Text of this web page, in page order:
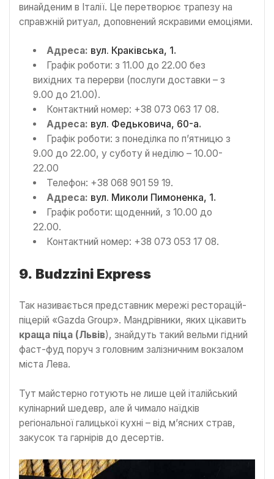
винайденим в Італії. Це перетворює трапезу на
справжній ритуал, доповнений яскравими емоціями.
Адреса: вул. Краківська, 1.
Графік роботи: з 11.00 до 22.00 без
вихідних та перерви (послуги доставки – з
9.00 до 21.00).
Контактний номер: +38 073 063 17 08.
Адреса: вул. Федьковича, 60-а.
Графік роботи: з понеділка по п’ятницю з
9.00 до 22.00, у суботу й неділю – 10.00-
22.00
Телефон: +38 068 901 59 19.
Адреса: вул. Миколи Пимоненка, 1.
Графік роботи: щоденний, з 10.00 до
22.00.
Контактний номер: +38 073 053 17 08.
9. Budzzini Express
Так називається представник мережі ресторацій-
піцерій «Gazda Group». Мандрівники, яких цікавить
краща піца (Львів), знайдуть такий вельми гідний
фаст-фуд поруч з головним залізничним вокзалом
міста Лева.
Тут майстерно готують не лише цей італійський
кулінарний шедевр, але й чимало наїдків
регіональної галицької кухні – від м’ясних страв,
закусок та гарнірів до десертів.